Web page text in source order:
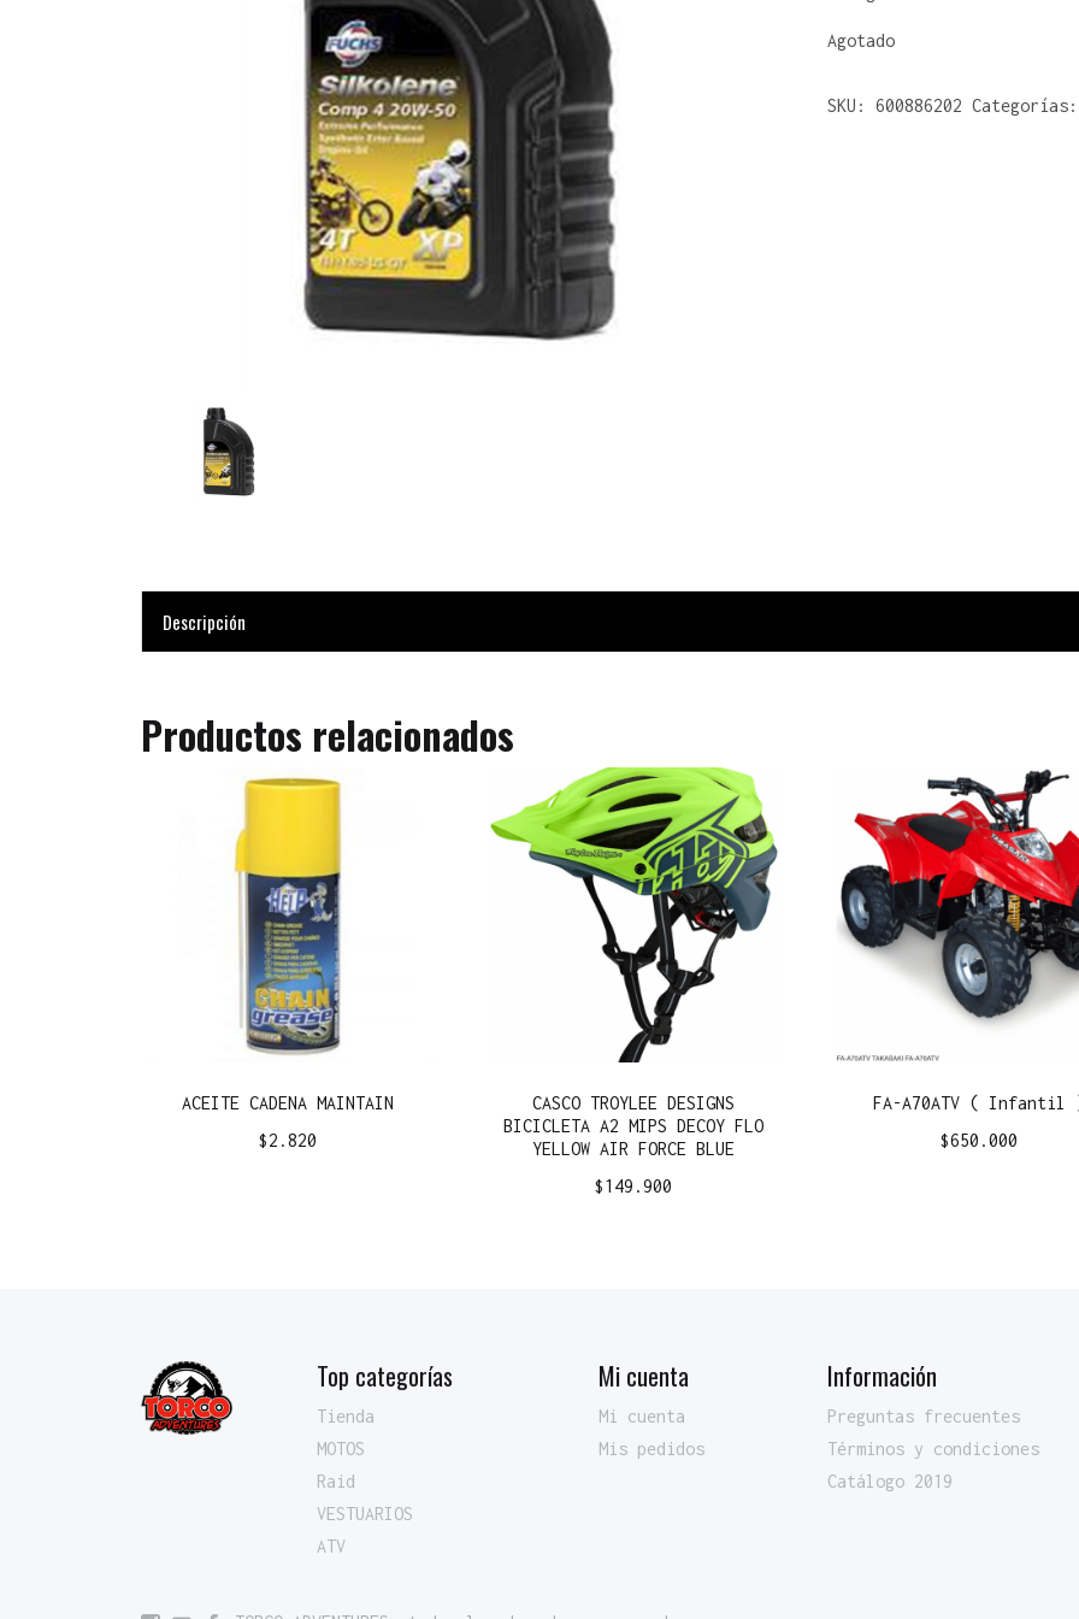
Agotado
SKU: 600886202
Descripción
Productos relacionados
ACEITE CADENA MAINTAIN
$2.820
CASCO TROYLEE DESIGNS
BICICLETA A2 MIPS DECOY FLO
YELLOW AIR FORCE BLUE
$149.900
FA-A70ATV ( Infantil
$650.000
Top categorías
Tienda
MOTOS
Raid
VESTUARIOS
ATV
Mi cuenta
Mi cuenta
Mis pedidos
Información
Preguntas frecuentes
Términos y condiciones
Catálogo 2019